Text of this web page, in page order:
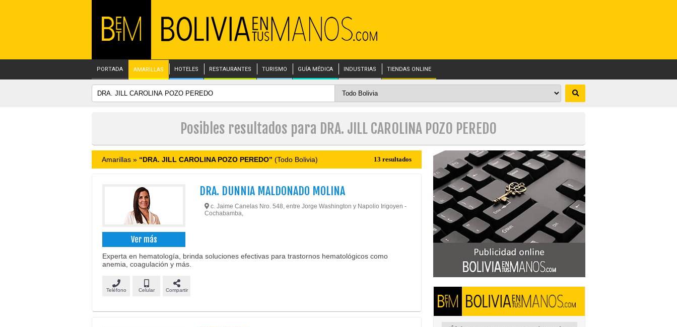
PORTADA AMARILLAS HOTELES RESTAURANTES TURISMO GUÍA MÉDICA INDUSTRIAS TIENDAS ONLINE
Posibles resultados para DRA. JILL CAROLINA POZO PEREDO
Amarillas » “DRA. JILL CAROLINA POZO PEREDO” (Todo Bolivia) 13 resultados
Ver más
DRA. DUNNIA MALDONADO MOLINA
c. Jaime Canelas Nro. 548, entre Jorge Washington y Napolio Irigoyen -
Cochabamba,
Experta en hematología, brinda soluciones efectivas para trastornos hematológicos como
anemia, coagulación y más.
Teléfono Celular Compartir